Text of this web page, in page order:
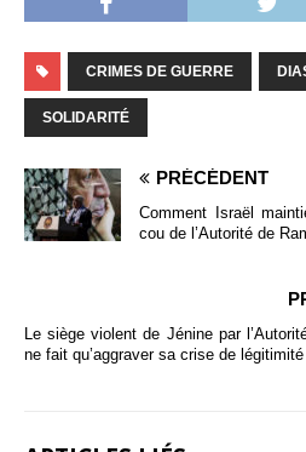
CRIMES DE GUERRE
SOLIDARITÉ
PRÉCÉDENT
Comment Israël
cou de l’Autorité de
Le siège violent de Jénine par
ne fait qu’aggraver sa crise de légitimité